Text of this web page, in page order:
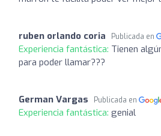
ruben orlando coria Publicada en
Experiencia fantástica: Tienen
para poder llamar???
German Vargas Publicada en
Experiencia fantástica: genial